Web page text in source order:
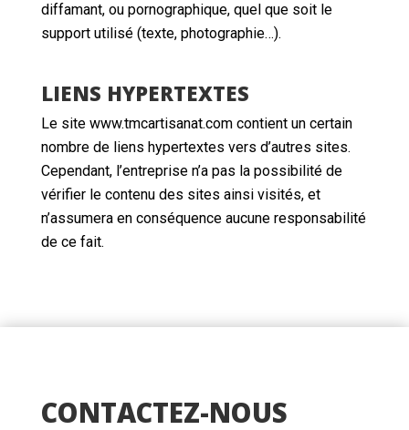
diffamant, ou pornographique, quel que soit le
support utilisé (texte, photographie…).
LIENS HYPERTEXTES
Le site www.tmcartisanat.com contient un certain
nombre de liens hypertextes vers d’autres sites.
Cependant, l’entreprise n’a pas la possibilité de
vérifier le contenu des sites ainsi visités, et
n’assumera en conséquence aucune responsabilité
de ce fait.
CONTACTEZ-NOUS